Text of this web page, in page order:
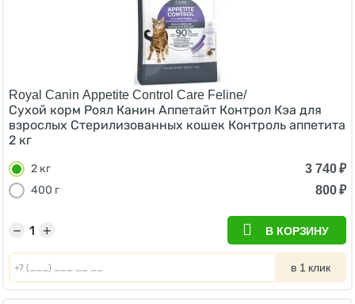
Royal Canin Appetite Control Care Feline/
Сухой корм Роял Канин Аппетайт Контрол Кэа для
взрослых Стерилизованных кошек Контроль аппетита
2 кг
2 кг 3 740₽
400 г
800₽
+
− В КОРЗИНУ
в 1 клик